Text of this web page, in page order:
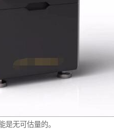
是无可估量的。